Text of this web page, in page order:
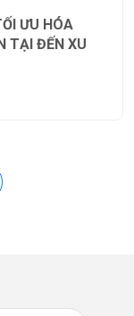
ƯU HÓA
TẠI ĐẾN XU